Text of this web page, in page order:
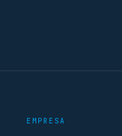
EMPRESA